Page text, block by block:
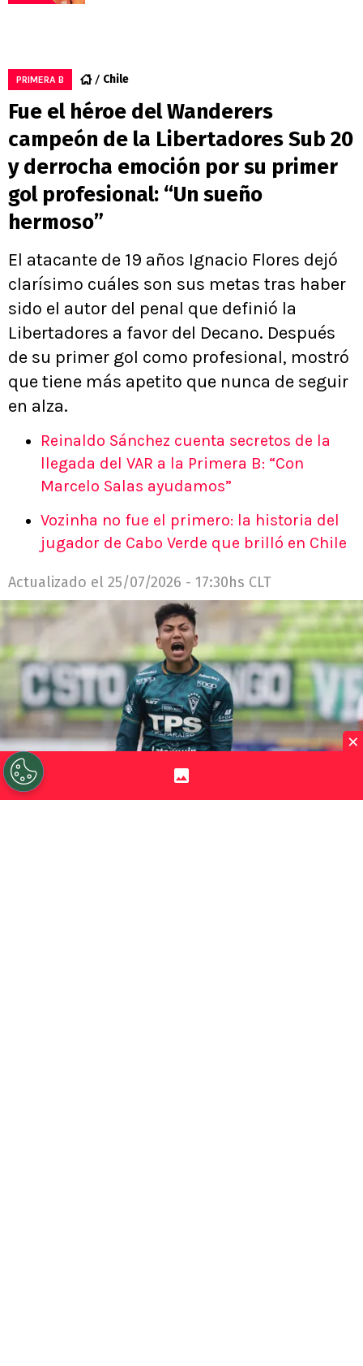
PRIMERA B Chile
Fue el héroe del Wanderers
campeón de la Libertadores Sub 20
y derrocha emoción por su primer
gol profesional: “Un sueño
hermoso”
El atacante de 19 años Ignacio Flores dejó
clarísimo cuáles son sus metas tras haber
sido el autor del penal que definió la
Libertadores a favor del Decano. Después
de su primer gol como profesional, mostró
que tiene más apetito que nunca de seguir
en alza.
Reinaldo Sánchez cuenta secretos de la
llegada del VAR a la Primera B: “Con
Marcelo Salas ayudamos”
Vozinha no fue el primero: la historia del
jugador de Cabo Verde que brilló en Chile
Actualizado el 25/07/2026 - 17:30hs CLT
×